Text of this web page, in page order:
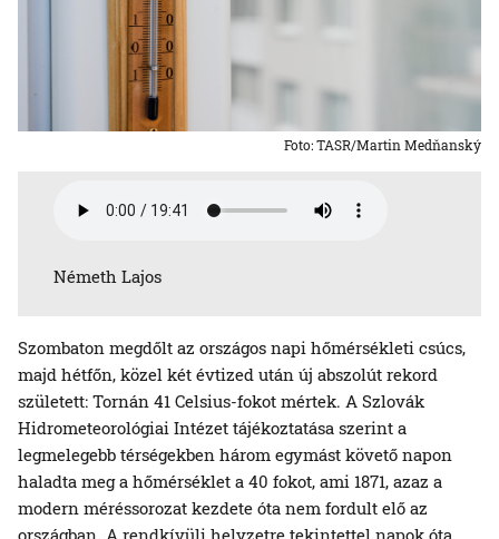
Foto: TASR/Martin Medňanský
Németh Lajos
Szombaton megdőlt az országos napi hőmérsékleti csúcs,
majd hétfőn, közel két évtized után új abszolút rekord
született: Tornán 41 Celsius-fokot mértek. A Szlovák
Hidrometeorológiai Intézet tájékoztatása szerint a
legmelegebb térségekben három egymást követő napon
haladta meg a hőmérséklet a 40 fokot, ami 1871, azaz a
modern méréssorozat kezdete óta nem fordult elő az
országban. A rendkívüli helyzetre tekintettel napok óta